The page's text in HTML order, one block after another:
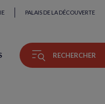
PALAIS DE LA DÉCOUVERTE
RECHERCHER